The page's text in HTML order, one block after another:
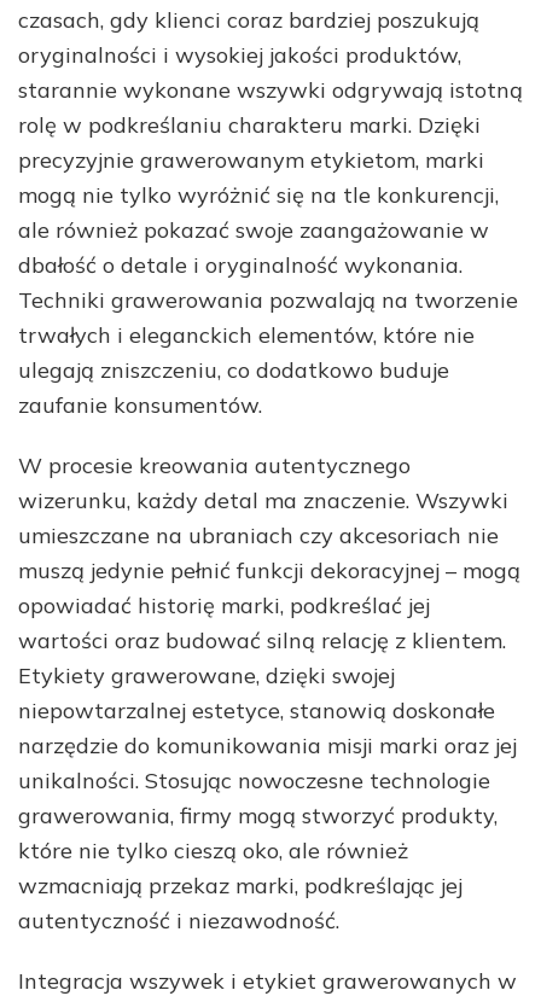
czasach, gdy klienci coraz bardziej poszukują
oryginalności i wysokiej jakości produktów,
starannie wykonane wszywki odgrywają istotną
rolę w podkreślaniu charakteru marki. Dzięki
precyzyjnie grawerowanym etykietom, marki
mogą nie tylko wyróżnić się na tle konkurencji,
ale również pokazać swoje zaangażowanie w
dbałość o detale i oryginalność wykonania.
Techniki grawerowania pozwalają na tworzenie
trwałych i eleganckich elementów, które nie
ulegają zniszczeniu, co dodatkowo buduje
zaufanie konsumentów.
W procesie kreowania autentycznego
wizerunku, każdy detal ma znaczenie. Wszywki
umieszczane na ubraniach czy akcesoriach nie
muszą jedynie pełnić funkcji dekoracyjnej – mogą
opowiadać historię marki, podkreślać jej
wartości oraz budować silną relację z klientem.
Etykiety grawerowane, dzięki swojej
niepowtarzalnej estetyce, stanowią doskonałe
narzędzie do komunikowania misji marki oraz jej
unikalności. Stosując nowoczesne technologie
grawerowania, firmy mogą stworzyć produkty,
które nie tylko cieszą oko, ale również
wzmacniają przekaz marki, podkreślając jej
autentyczność i niezawodność.
Integracja wszywek i etykiet grawerowanych w